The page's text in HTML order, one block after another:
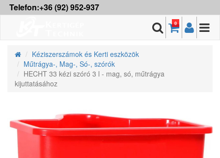
Telefon:+36 (92) 952-937
0
Kéziszerszámok és Kerti eszközök
Műtrágya-, Mag-, Só-, szórók
HECHT 33 kézi szóró 3 l - mag, só, műtrágya
kijuttatásához